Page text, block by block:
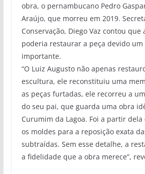
obra, o pernambucano Pedro
Araújo, que morreu em 2019.
Conservação, Diego Vaz contou que
poderia restaurar a peça devido um
importante.
“O Luiz Augusto não apenas
escultura, ele reconstituiu uma
as peças furtadas, ele recorreu a
do seu pai, que guarda uma obra
Curumim da Lagoa. Foi a partir
os moldes para a reposição exata
subtraídas. Sem esse detalhe, a
a fidelidade que a obra merece”,